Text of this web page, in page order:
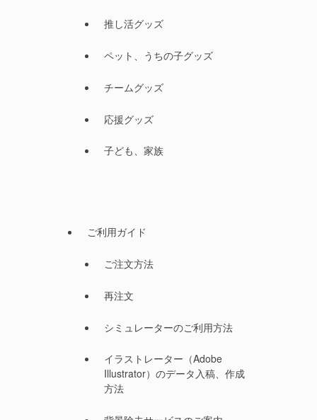
推し活グッズ
ペット、うちの子グッズ
チームグッズ
応援グッズ
子ども、家族
ご利用ガイド
ご注文方法
再注文
シミュレーターのご利用方法
イラストレーター（Adobe
Illustrator）のデータ入稿、作成
方法